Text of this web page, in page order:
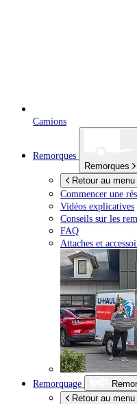
Camions
Remorques
Remorques
Retour au menu
Commencer une
Vidéos explicatives
Conseils sur les
FAQ
Attaches et
Remorquage
Retour au menu